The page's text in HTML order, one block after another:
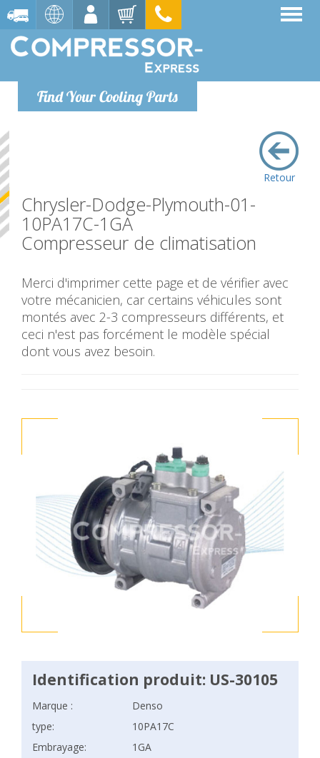
Find Your Cooling Parts
Retour
Chrysler-Dodge-Plymouth-01-
10PA17C-1GA
Compresseur de climatisation
Merci d'imprimer cette page et de vérifier avec
votre mécanicien, car certains véhicules sont
montés avec 2-3 compresseurs différents, et
ceci n'est pas forcément le modèle spécial
dont vous avez besoin.
Identification produit: US-30105
Marque :
Denso
type:
10PA17C
Embrayage:
1GA